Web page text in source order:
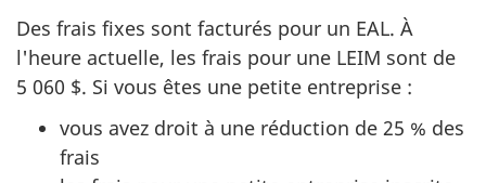
Des frais fixes sont facturés pour un EAL. À
l'heure actuelle, les frais pour une LEIM sont de
5 060 $. Si vous êtes une petite entreprise :
vous avez droit à une réduction de 25 % des
frais